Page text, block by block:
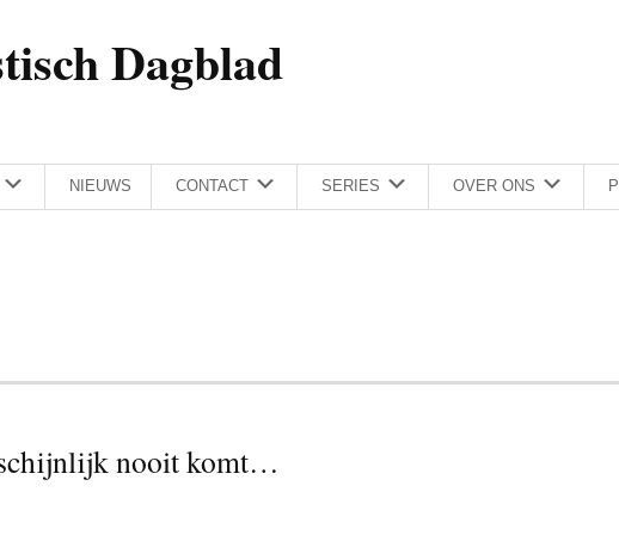
Dagblad
NIEUWS CONTACT SERIES OVER ONS
nooit komt…